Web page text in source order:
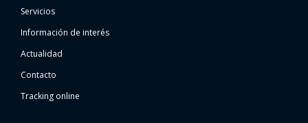
Servicios
Información de interés
Actualidad
Contacto
Tracking online